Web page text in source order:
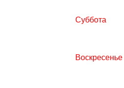
Суббота
Воскресенье